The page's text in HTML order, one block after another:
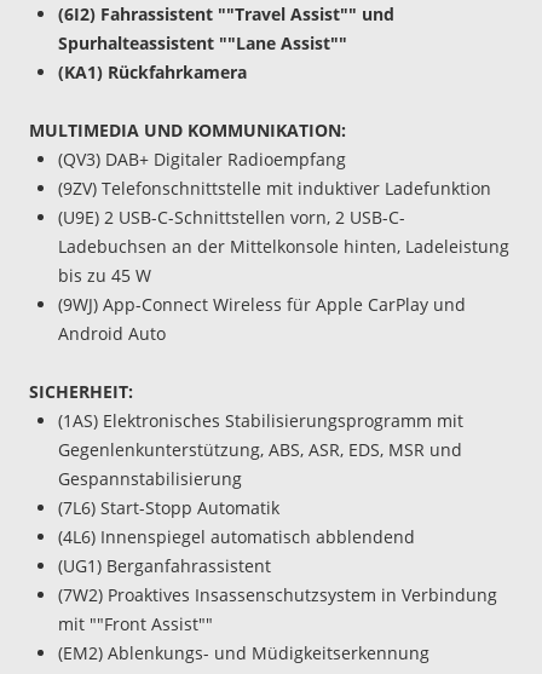
(6I2) Fahrassistent ""Travel Assist"" und
Spurhalteassistent ""Lane Assist""
(KA1) Rückfahrkamera
MULTIMEDIA UND KOMMUNIKATION:
(QV3) DAB+ Digitaler Radioempfang
(9ZV) Telefonschnittstelle mit induktiver Ladefunktion
(U9E) 2 USB-C-Schnittstellen vorn, 2 USB-C-
Ladebuchsen an der Mittelkonsole hinten, Ladeleistung
bis zu 45 W
(9WJ) App-Connect Wireless für Apple CarPlay und
Android Auto
SICHERHEIT:
(1AS) Elektronisches Stabilisierungsprogramm mit
Gegenlenkunterstützung, ABS, ASR, EDS, MSR und
Gespannstabilisierung
(7L6) Start-Stopp Automatik
(4L6) Innenspiegel automatisch abblendend
(UG1) Berganfahrassistent
(7W2) Proaktives Insassenschutzsystem in Verbindung
mit ""Front Assist""
(EM2) Ablenkungs- und Müdigkeitserkennung